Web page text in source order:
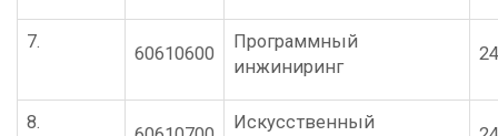
7.
60610600
Программный
инжиниринг
8.
Искусственный